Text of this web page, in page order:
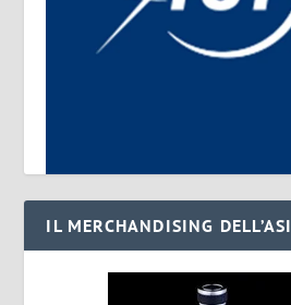
IL MERCHANDISING DELL’ASI